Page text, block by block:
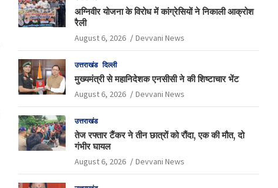
अग्निवीर योजना के विरोध में कांग्रेसियों ने निकाली आक्रोश
रैली
August 6, 2026 Devvani News
उत्तराखंड दिल्ली
मुख्यमंत्री से महानिदेशक एनसीसी ने की शिष्टाचार भेंट
August 6, 2026 Devvani News
उत्तराखंड
तेज रफ्तार टैंकर ने तीन छात्रों को रौंदा, एक की मौत, दो
गंभीर घायल
August 6, 2026 Devvani News